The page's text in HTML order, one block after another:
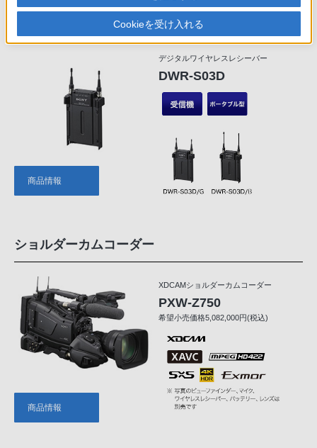
デジタルワイヤレス（DWXシリーズ）
デジタルワイヤレスレシーバー
DWR-S03D
商品情報
ショルダーカムコーダー
XDCAMショルダーカムコーダー
PXW-Z750
希望小売価格5,082,000円(税込)
商品情報
Cookieを受け入れる